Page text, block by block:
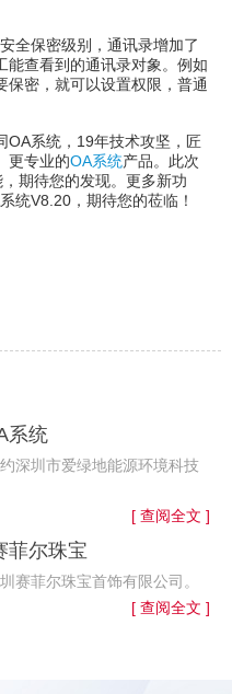
保密级别，通讯录增加了
能查看到的通讯录对象。例如
保密，就可以设置权限，普通
系统，19年技术攻坚，匠
更专业的OA系统产品。此次
期待您的发现。更多新功
统V8.20，期待您的莅临！
系统
深圳市爱绿地能源环境科技
[ 查阅全文 ]
菲尔珠宝
赛菲尔珠宝首饰有限公司。
[ 查阅全文 ]